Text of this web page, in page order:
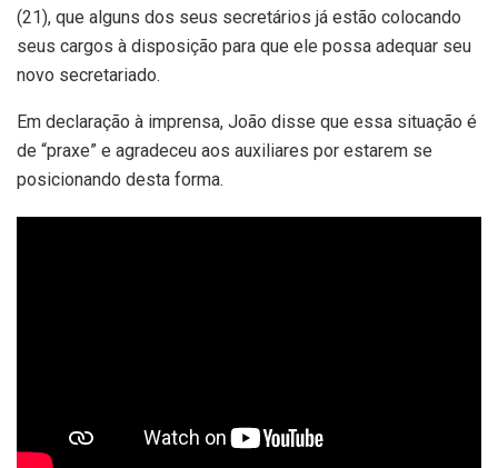
(21), que alguns dos seus secretários já estão colocando
seus cargos à disposição para que ele possa adequar seu
novo secretariado.
Em declaração à imprensa, João disse que essa situação é
de “praxe” e agradeceu aos auxiliares por estarem se
posicionando desta forma.